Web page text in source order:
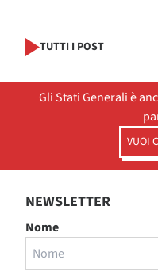
TUTTI I POST
Gli Stati Generali è
VUOI
NEWSLETTER
Nome